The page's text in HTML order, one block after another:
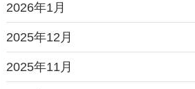
2026年1月
2025年12月
2025年11月